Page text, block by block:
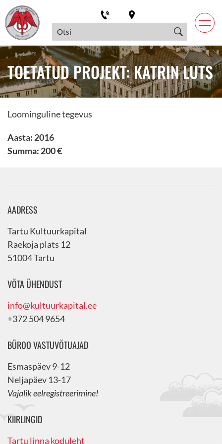
TOETATUD PROJEKT: KATRIN LUTS
Loominguline tegevus
Aasta: 2016
Summa: 200 €
AADRESS
Tartu Kultuurkapital
Raekoja plats 12
51004 Tartu
VÕTA ÜHENDUST
info@kultuurkapital.ee
+372 504 9654
BÜROO VASTUVÕTUAJAD
Esmaspäev 9-12
Neljapäev 13-17
Vajalik eelregistreerimine!
KIIRLINGID
Tartu linna koduleht